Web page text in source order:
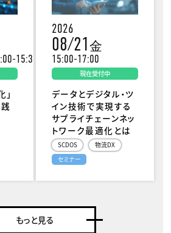
15:30
2026
08/21金
15:00-17:00
現在受付中
データとデジタル・ツ
イン技術で実現する
サプライチェーンネッ
トワーク最適化とは
SCDOS
物流DX
セミナー
もっと見る